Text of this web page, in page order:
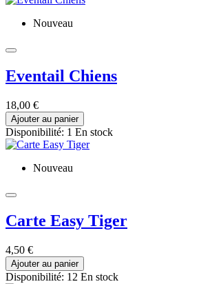
Nouveau
Eventail Chiens
18,00 €
Ajouter au panier
Disponibilité: 1 En stock
Nouveau
Carte Easy Tiger
4,50 €
Ajouter au panier
Disponibilité: 12 En stock